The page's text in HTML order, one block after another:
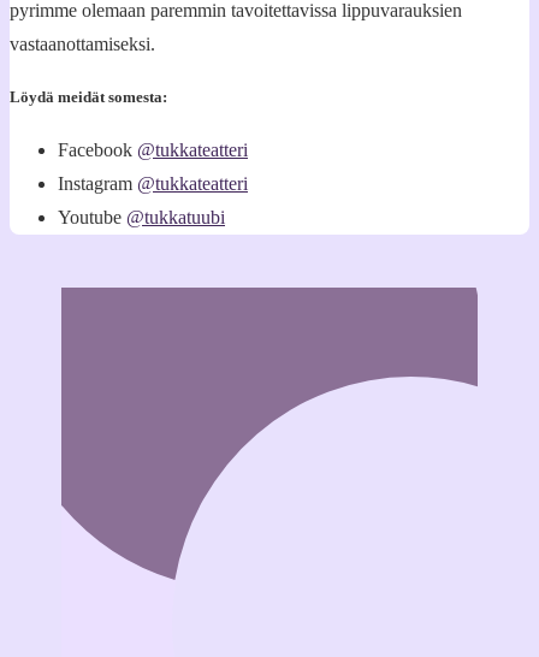
pyrimme olemaan paremmin tavoitettavissa lippuvarauksien
vastaanottamiseksi.
Löydä meidät somesta:
Facebook @tukkateatteri
Instagram @tukkateatteri
Youtube @tukkatuubi